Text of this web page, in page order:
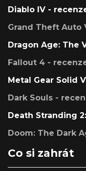
Diablo IV -
Grand Theft Auto
Dragon Age: The
Fallout 4 -
Metal Gear Solid
Dark Souls -
Death Stranding
Doom: The Dark
Co si zahrát